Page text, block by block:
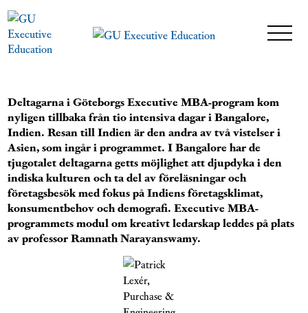
Deltagarna i Göteborgs Executive MBA-program kom
nyligen tillbaka från tio intensiva dagar i Bangalore,
Indien. Resan till Indien är den andra av två vistelser i
Asien, som ingår i programmet.I Bangalore har de
tjugotalet deltagarna getts möjlighet att djupdyka i den
indiska kulturen och ta del av föreläsningar och
företagsbesök med fokus på Indiens företagsklimat,
konsumentbehov och demografi. Executive MBA-
programmets modul om kreativt ledarskap leddes på plats
av professor Ramnath Narayanswamy.